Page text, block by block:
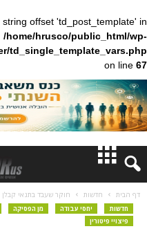
: Illegal string offset
/home/hrusco/
wp_booster/
חוקר שעבד בתנאי קבלן יפוצה בתנאי שכיר
יחסי עבודה מן הפסיקה סליידר
שכר